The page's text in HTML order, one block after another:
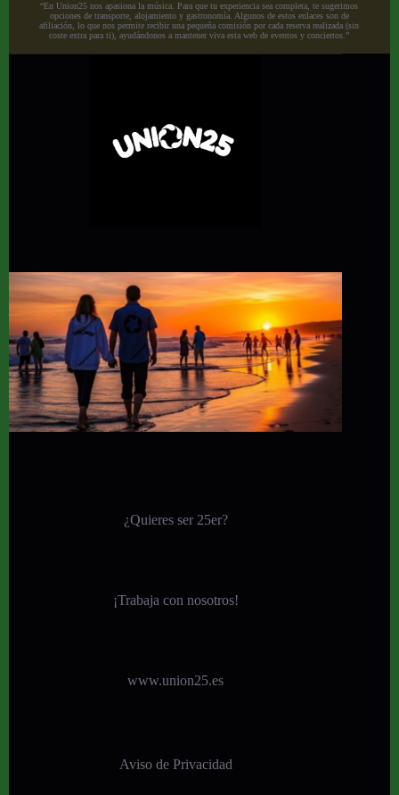
“En Union25 nos apasiona la música. Para que tu experiencia sea completa, te sugerimos
opciones de transporte, alojamiento y gastronomía. Algunos de estos enlaces son de
afiliación, lo que nos permite recibir una pequeña comisión por cada reserva realizada (sin
coste extra para ti), ayudándonos a mantener viva esta web de eventos y conciertos.”
¿Quieres ser 25er?
¡Trabaja con nosotros!
www.union25.es
Aviso de Privacidad